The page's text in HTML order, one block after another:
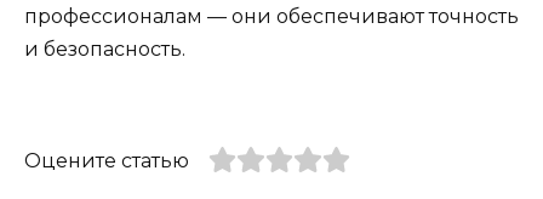
профессионалам — они обеспечивают точность
и безопасность.
Оцените статью